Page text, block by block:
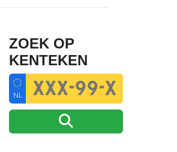
ZOEK OP
KENTEKEN
NL